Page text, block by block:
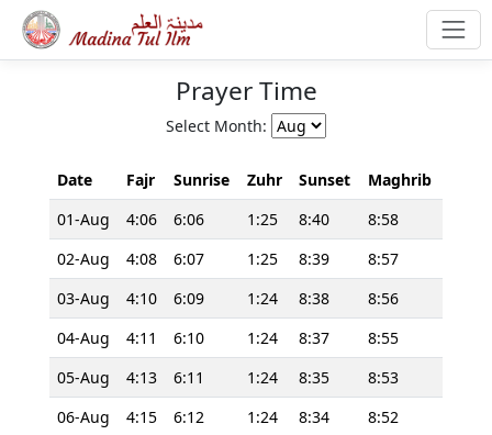
Prayer Time
Select Month:
Date Fajr Sunrise Zuhr Sunset
Maghrib
01-Aug
4:06 6:06 1:25 8:40
8:58
02-Aug
4:08 6:07 1:25 8:39
8:57
03-Aug
4:10 6:09 1:24 8:38
8:56
04-Aug
4:11 6:10 1:24 8:37
8:55
05-Aug
4:13 6:11 1:24 8:35
8:53
06-Aug
4:15 6:12 1:24 8:34
8:52